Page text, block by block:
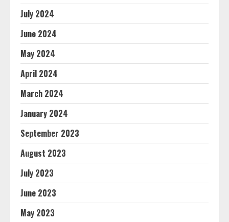
July 2024
June 2024
May 2024
April 2024
March 2024
January 2024
September 2023
August 2023
July 2023
June 2023
May 2023